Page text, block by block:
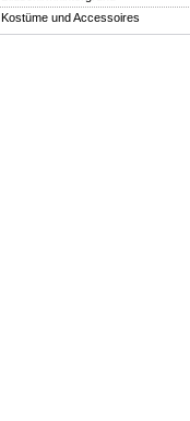
Kostüme und Accessoires